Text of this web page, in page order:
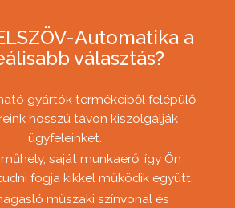
Automatika a
választás?
gyártók termékeiből felépülő
hosszú távon kiszolgálják
ügyfeleinket.
saját munkaerő, így Ön
fogja kikkel működik együtt.
műszaki színvonal és